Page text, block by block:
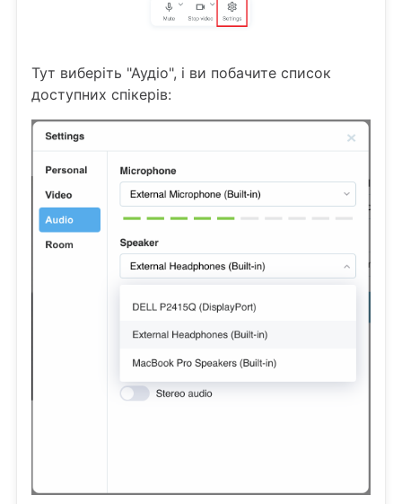
Тут виберіть "Аудіо", і ви побачите список
доступних спікерів: